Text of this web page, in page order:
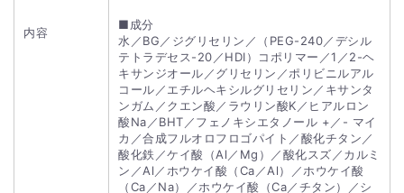
内容
■成分
水／BG／ジグリセリン／（PEG-240／デシル
テトラデセス-20／HDI）コポリマー／1／2-ヘ
キサンジオール／グリセリン／ポリビニルアル
コール／エチルヘキシルグリセリン／キサンタ
ンガム／クエン酸／ラウリン酸K／ヒアルロン
酸Na／BHT／フェノキシエタノール +／- マイ
カ／合成フルオロフロゴパイト／酸化チタン／
酸化鉄／ケイ酸（Al／Mg）／酸化スズ／カルミ
ン／Al／ホウケイ酸（Ca／Al）／ホウケイ酸
（Ca／Na）／ホウケイ酸（Ca／チタン）／シ